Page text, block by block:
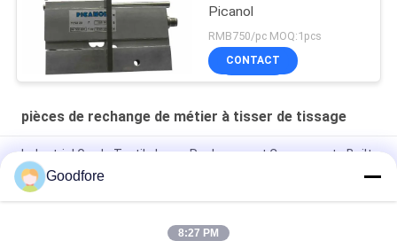
Picanol
RMB750/pc MOQ:1pcs
CONTACT
pièces de rechange de métier à tisser de tissage
Industrial Grade Textile Loom Replacement Components Built
to Withstand Harsh Operating Conditions and Ensure
Consistent
Goodfore
8:27 PM